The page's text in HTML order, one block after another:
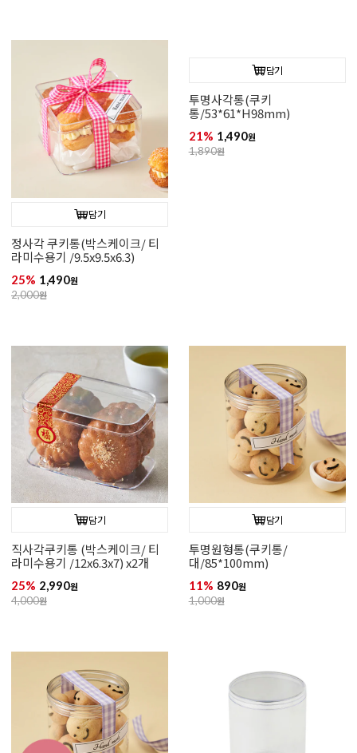
담기
정사각 쿠키통(박스케이크/ 티
라미수용기 /9.5x9.5x6.3)
25% 1,490원
2,000원
담기
투명사각통(쿠키
통/53*61*H98mm)
21% 1,490원
1,890원
담기
직사각쿠키통 (박스케이크/ 티
라미수용기 /12x6.3x7) x2개
25% 2,990원
4,000원
담기
투명원형통(쿠키통/
대/85*100mm)
11% 890원
1,000원